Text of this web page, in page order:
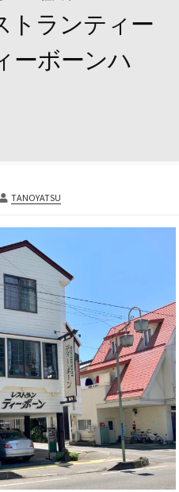
トランティー
ーボーンハ
投
者
TANOYATSU